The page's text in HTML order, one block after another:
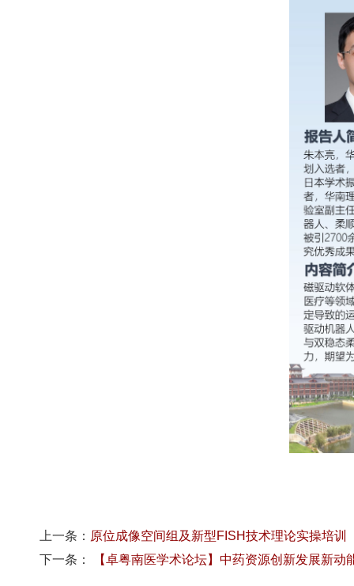
上一条： 原位成像空间组及新型FISH技术理论实操培训
下一条：
【卓粤南医学术论坛】中药资源创新发展新动